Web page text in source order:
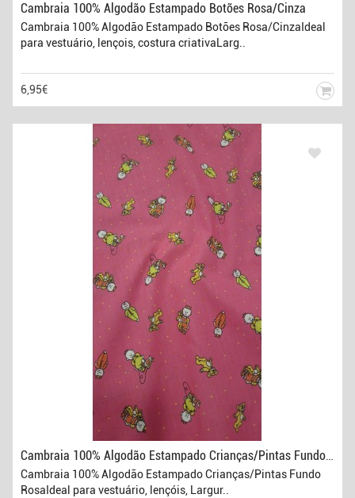
Cambraia 100% Algodão Estampado Botões Rosa/Cinza
Cambraia 100% Algodão Estampado Botões Rosa/CinzaIdeal
para vestuário, lençois, costura criativaLarg..
6,95€
Cambraia 100% Algodão Estampado Crianças/Pintas Fundo Rosa
Cambraia 100% Algodão Estampado Crianças/Pintas Fundo
RosaIdeal para vestuário, lençóis, Largur..